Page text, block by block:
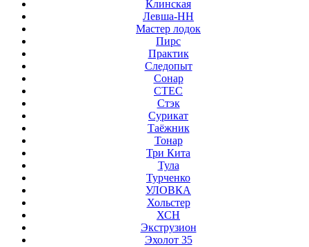
Клинская
Левша-НН
Мастер лодок
Пирс
Практик
Следопыт
Сонар
СТЕС
Стэк
Сурикат
Таёжник
Тонар
Три Кита
Тула
Турченко
УЛОВКА
Хольстер
ХСН
Экструзион
Эхолот 35